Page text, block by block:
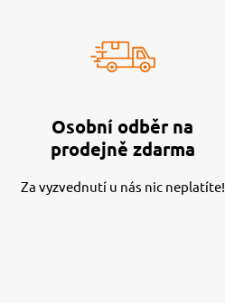
Osobní odběr na
prodejně zdarma
Za vyzvednutí u nás nic neplatíte!